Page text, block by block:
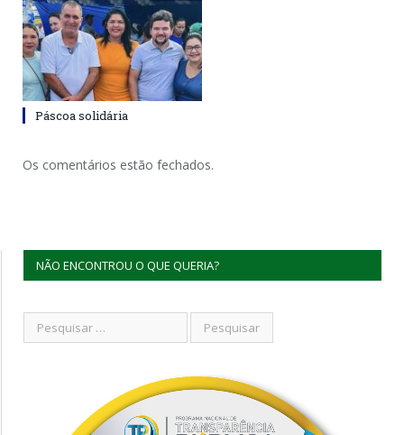
Páscoa solidária
Os comentários estão fechados.
NÃO ENCONTROU O QUE QUERIA?